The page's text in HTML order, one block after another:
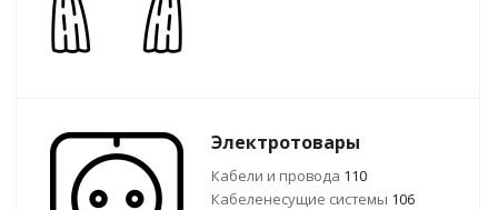
Электротовары
Кабели и провода 110
Кабеленесущие системы 106